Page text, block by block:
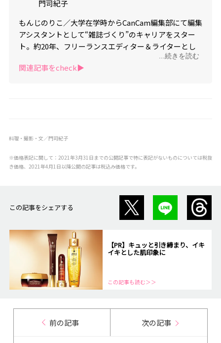
門司紀子
もんじのりこ／大学在学時からCanCam編集部にて編集
アシスタントとして“雑誌づくり”のキャリアをスター
ト。約20年、フリーランスエディター＆ライターとし
て活動。趣味は料理とゴルフ。Instagram（アカウン
ト：norikomonji）でも、料理レシピや“mondeli”ケー
...続きを読む
関連記事をcheck▶︎
料理・撮影・文／門司紀子
※価格表記に関して：2021年3月31日までの公開記事で特に表記がないものについては税抜
き価格、2021年4月1日以降公開の記事は税込み価格です。
この記事をシェアする
【PR】キュッと引き締まり、イキ
イキとした肌印象に
この記事も読む＞＞
前の記事 次の記事